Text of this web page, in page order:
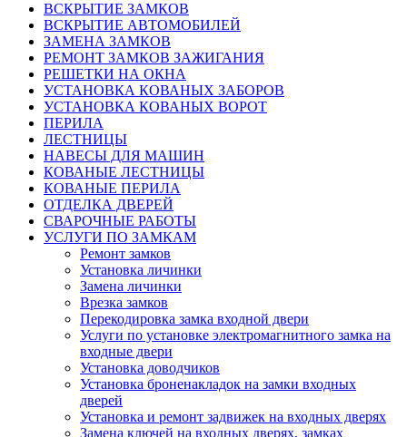
ВСКРЫТИЕ ЗАМКОВ
ВСКРЫТИЕ АВТОМОБИЛЕЙ
ЗАМЕНА ЗАМКОВ
РЕМОНТ ЗАМКОВ ЗАЖИГАНИЯ
РЕШЕТКИ НА ОКНА
УСТАНОВКА КОВАНЫХ ЗАБОРОВ
УСТАНОВКА КОВАНЫХ ВОРОТ
ПЕРИЛА
ЛЕСТНИЦЫ
НАВЕСЫ ДЛЯ МАШИН
КОВАНЫЕ ЛЕСТНИЦЫ
КОВАНЫЕ ПЕРИЛА
ОТДЕЛКА ДВЕРЕЙ
СВАРОЧНЫЕ РАБОТЫ
УСЛУГИ ПО ЗАМКАМ
Ремонт замков
Установка личинки
Замена личинки
Врезка замков
Перекодировка замка входной двери
Услуги по установке электромагнитного замка на
входные двери
Установка доводчиков
Установка броненакладок на замки входных
дверей
Установка и ремонт задвижек на входных дверях
Замена ключей на входных дверях, замках